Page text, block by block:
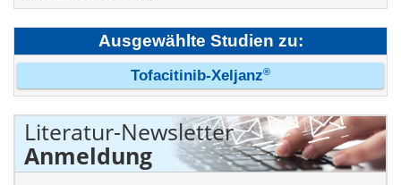
Ausgewählte Studien zu:
Tofacitinib-Xeljanz®
Literatur-Newsletter
Anmeldung